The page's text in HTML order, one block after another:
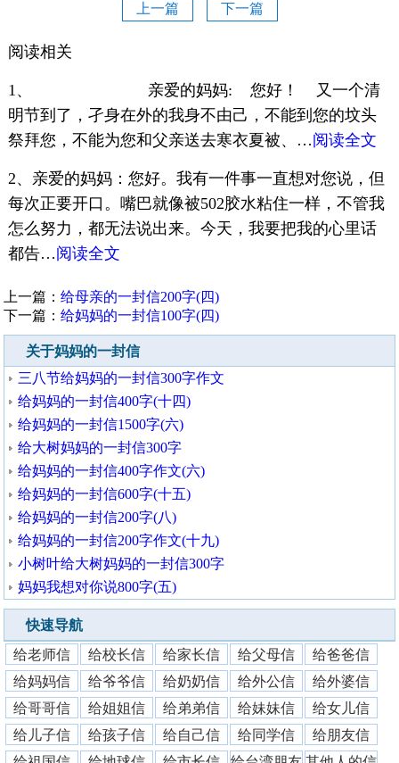
上一篇 下一篇
阅读相关
1、 亲爱的妈妈: 您好！ 又一个清
明节到了，孑身在外的我身不由己，不能到您的坟头
祭拜您，不能为您和父亲送去寒衣夏被、…阅读全文
2、亲爱的妈妈：您好。我有一件事一直想对您说，但
每次正要开口。嘴巴就像被502胶水粘住一样，不管我
怎么努力，都无法说出来。今天，我要把我的心里话
都告…阅读全文
上一篇：给母亲的一封信200字(四)
下一篇：给妈妈的一封信100字(四)
关于妈妈的一封信
三八节给妈妈的一封信300字作文
给妈妈的一封信400字(十四)
给妈妈的一封信1500字(六)
给大树妈妈的一封信300字
给妈妈的一封信400字作文(六)
给妈妈的一封信600字(十五)
给妈妈的一封信200字(八)
给妈妈的一封信200字作文(十九)
小树叶给大树妈妈的一封信300字
妈妈我想对你说800字(五)
快速导航
给老师信 给校长信 给家长信 给父母信
给爸爸信
给妈妈信
给爷爷信 给奶奶信 给外公信
给外婆信
给哥哥信
给姐姐信 给弟弟信 给妹妹信
给女儿信
给儿子信
给孩子信 给自己信 给同学信
给朋友信